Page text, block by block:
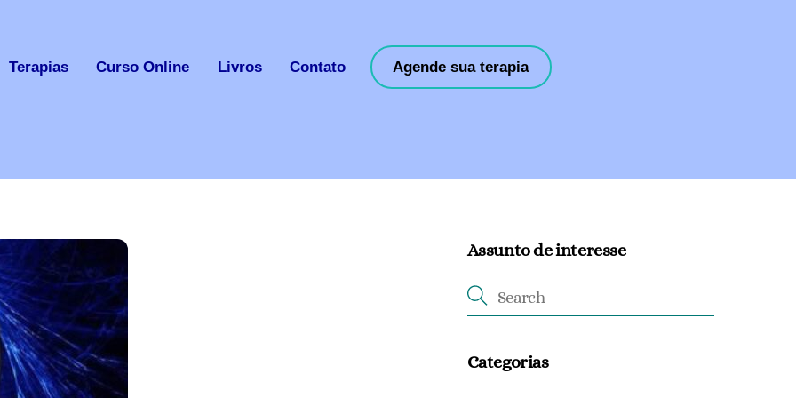
Terapias Curso Online Livros Contato Agende sua terapia
Assunto de interesse
Categorias